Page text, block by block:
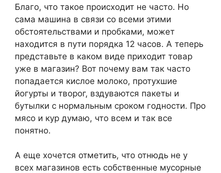
Благо, что такое происходит не часто. Но
сама машина в связи со всеми этими
обстоятельствами и пробками, может
находится в пути порядка 12 часов. А теперь
представьте в каком виде приходит товар
уже в магазин? Вот почему вам так часто
попадается кислое молоко, протухшие
йогурты и творог, вздуваются пакеты и
бутылки с нормальным сроком годности. Про
мясо и кур думаю, что всем и так все
понятно.
А еще хочется отметить, что отнюдь не у
всех магазинов есть собственные мусорные